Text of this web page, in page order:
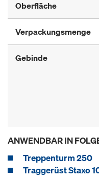
Oberfläche
Verpackungsmenge
Gebinde
ANWENDBAR IN
Treppenturm 250
Traggerüst Staxo